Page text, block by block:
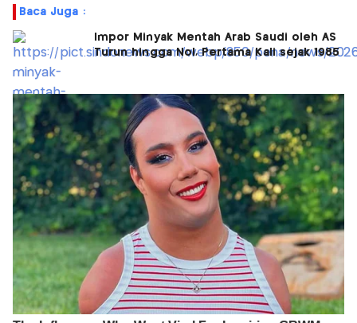
Baca Juga :
Impor Minyak Mentah Arab Saudi oleh AS
Turun hingga Nol, Pertama Kali sejak 1985